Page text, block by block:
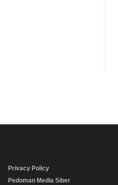
Privacy Policy
Pedoman Media Siber